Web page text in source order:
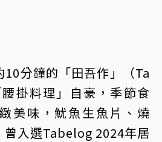
10分鐘的「田吾作」（Ta
掛料理」自豪，季節食
美味，魷魚生魚片、燒
曾入選Tabelog 2024年居